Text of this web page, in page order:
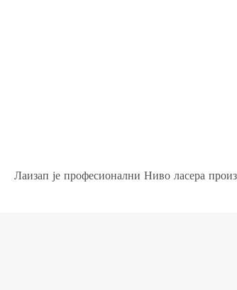
Лаизап је професионални Ниво ласера